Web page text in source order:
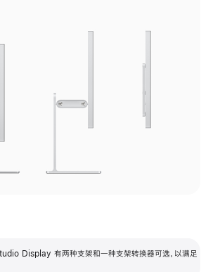
Display 有两种支架和一种支架转换器可选，以满足